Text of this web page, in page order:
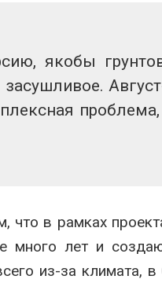
якобы
что в рамках
много лет и
из-за климата,